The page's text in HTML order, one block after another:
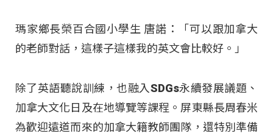
瑪家鄉長榮百合國小學生 唐諾：「可以跟加拿大
的老師對話，這樣子這樣我的英文會比較好。」
除了英語聽說訓練，也融入SDGs永續發展議題、
加拿大文化日及在地導覽等課程。屏東縣長周春米
為歡迎遠道而來的加拿大籍教師團隊，還特別準備